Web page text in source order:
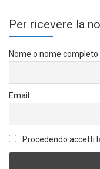
Per ricevere la
Nome o nome completo
Email
Procedendo accetti